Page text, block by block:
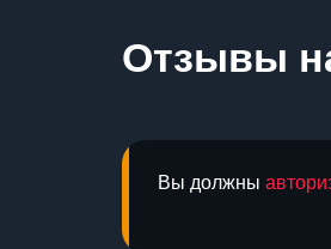
Отзывы
Вы должны